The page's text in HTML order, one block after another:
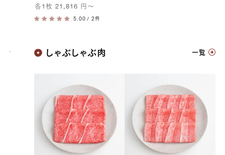
各1 枚 21,816 円 〜
/ 2件
神戸牛
しゃぶしゃぶ肉 一覧